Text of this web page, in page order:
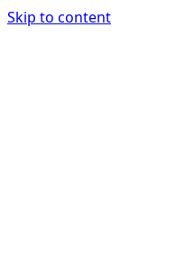
Skip to content